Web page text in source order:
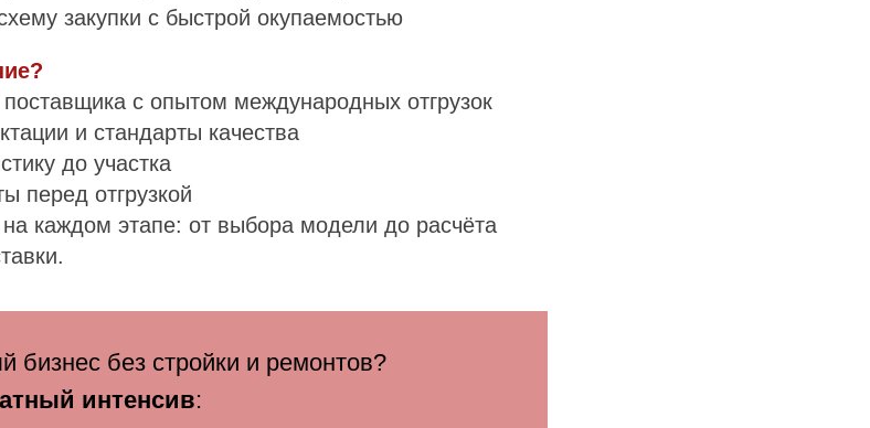
закупки с быстрой окупаемостью
с опытом международных отгрузок
и стандарты качества
до участка
перед отгрузкой
каждом этапе: от выбора модели до расчёта
бизнес без стройки и ремонтов?
интенсив: